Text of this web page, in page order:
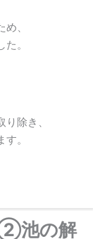
、
。
除き、
。
②池の解